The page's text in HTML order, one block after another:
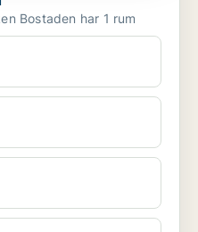
Lägenhet att hyra i Sandviken Bostaden har 1 rum